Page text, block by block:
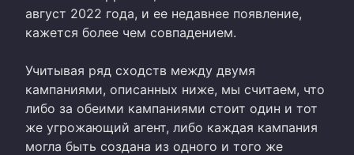
август 2022 года, и ее недавнее появление,
кажется более чем совпадением.
Учитывая ряд сходств между двумя
кампаниями, описанных ниже, мы считаем, что
либо за обеими кампаниями стоит один и тот
же угрожающий агент, либо каждая кампания
могла быть создана из одного и того же